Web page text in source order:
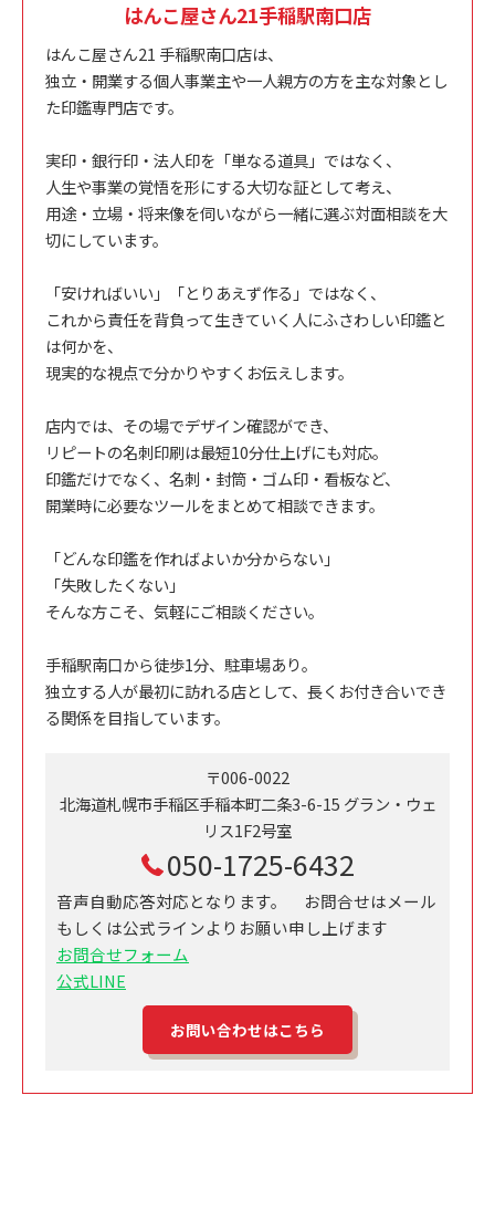
はんこ屋さん21手稲駅南口店
はんこ屋さん21 手稲駅南口店は、
独立・開業する個人事業主や一人親方の方を主な対象とし
た印鑑専門店です。
実印・銀行印・法人印を「単なる道具」ではなく、
人生や事業の覚悟を形にする大切な証として考え、
用途・立場・将来像を伺いながら一緒に選ぶ対面相談を大
切にしています。
「安ければいい」「とりあえず作る」ではなく、
これから責任を背負って生きていく人にふさわしい印鑑と
は何かを、
現実的な視点で分かりやすくお伝えします。
店内では、その場でデザイン確認ができ、
リピートの名刺印刷は最短10分仕上げにも対応。
印鑑だけでなく、名刺・封筒・ゴム印・看板など、
開業時に必要なツールをまとめて相談できます。
「どんな印鑑を作ればよいか分からない」
「失敗したくない」
そんな方こそ、気軽にご相談ください。
手稲駅南口から徒歩1分、駐車場あり。
独立する人が最初に訪れる店として、長くお付き合いでき
る関係を目指しています。
〒006-0022
北海道札幌市手稲区手稲本町二条3-6-15 グラン・ウェ
リス1F2号室
050-1725-6432
音声自動応答対応となります。 お問合せはメール
もしくは公式ラインよりお願い申し上げます
お問合せフォーム
公式LINE
お問い合わせはこちら